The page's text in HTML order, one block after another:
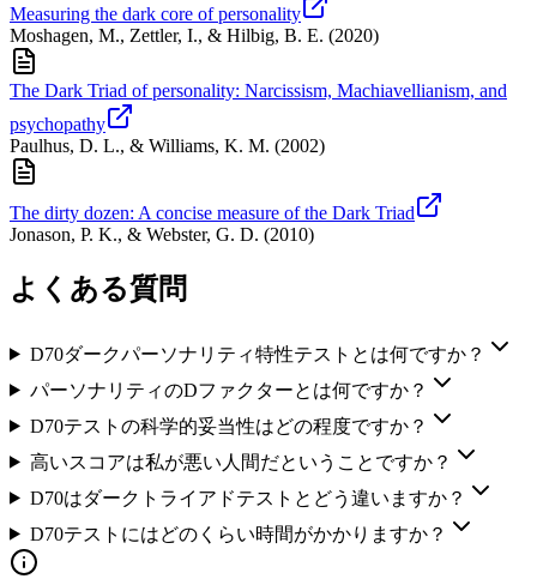
Measuring the dark core of personality
Moshagen, M., Zettler, I., & Hilbig, B. E. (2020)
The Dark Triad of personality: Narcissism, Machiavellianism, and
psychopathy
Paulhus, D. L., & Williams, K. M. (2002)
The dirty dozen: A concise measure of the Dark Triad
Jonason, P. K., & Webster, G. D. (2010)
よくある質問
D70ダークパーソナリティ特性テストとは何ですか？
パーソナリティのDファクターとは何ですか？
D70テストの科学的妥当性はどの程度ですか？
高いスコアは私が悪い人間だということですか？
D70はダークトライアドテストとどう違いますか？
D70テストにはどのくらい時間がかかりますか？